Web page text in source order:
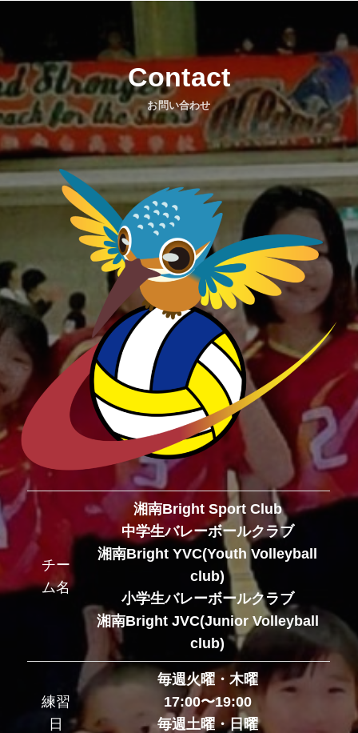
Contact
お問い合わせ
チー
ム名
湘南Bright Sport Club
中学生バレーボールクラブ
湘南Bright YVC(Youth Volleyball
club)
小学生バレーボールクラブ
湘南Bright JVC(Junior Volleyball
club)
練習
日
毎週火曜・木曜
17:00〜19:00
毎週土曜・日曜